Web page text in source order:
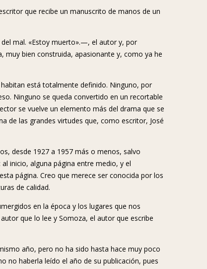
que recibe un manuscrito de manos de un
mal. «Estoy muerto».—, el autor y, por
bien construida, apasionante y, como ya he
está totalmente definido. Ninguno, por
Ninguno se queda convertido en un recortable
se vuelve un elemento más del drama que se
de las grandes virtudes que, como escritor, José
desde 1927 a 1957 más o menos, salvo
inicio, alguna página entre medio, y el
página. Creo que merece ser conocida por los
de calidad.
en la época y los lugares que nos
que lo lee y Somoza, el autor que escribe
año, pero no ha sido hasta hace muy poco
no haberla leído el año de su publicación, pues